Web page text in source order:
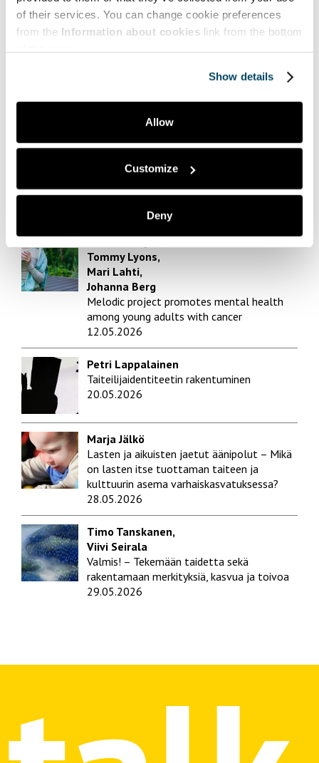
of their services. You can change cookie preferences
from the Information about cookies link from the bottom
Show details
Allow
Customize
Deny
Myynti | Sales
Puheenvuoroja | Comments
Ympäristö | Environment
Yrittäjyys | Entrepreneurship
Suosituimmat | Most popular
Tommy Lyons,
Mari Lahti,
Johanna Berg
Melodic project promotes mental health
among young adults with cancer
12.05.2026
Petri Lappalainen
Taiteilijaidentiteetin rakentuminen
20.05.2026
Marja Jälkö
Lasten ja aikuisten jaetut äänipolut – Mikä
on lasten itse tuottaman taiteen ja
kulttuurin asema varhaiskasvatuksessa?
28.05.2026
Timo Tanskanen,
Viivi Seirala
Valmis! – Tekemään taidetta sekä
rakentamaan merkityksiä, kasvua ja toivoa
29.05.2026